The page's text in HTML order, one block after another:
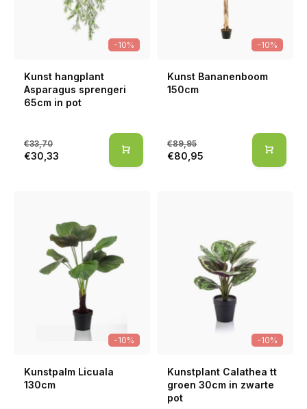
-10%
Kunst hangplant
Asparagus sprengeri
65cm in pot
€33,70
€30,33
-10%
Kunst Bananenboom
150cm
€89,95
€80,95
-10%
Kunstpalm Licuala
130cm
-10%
Kunstplant Calathea tt
groen 30cm in zwarte
pot